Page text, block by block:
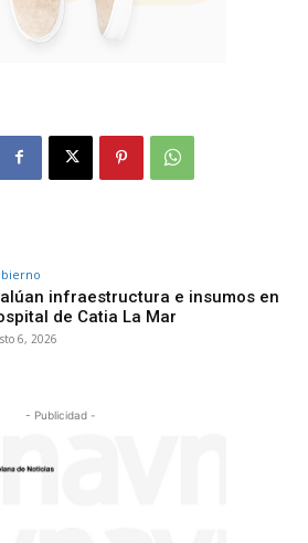
infraestructura e insumos en
de Catia La Mar
6, 2026
- Publicidad -